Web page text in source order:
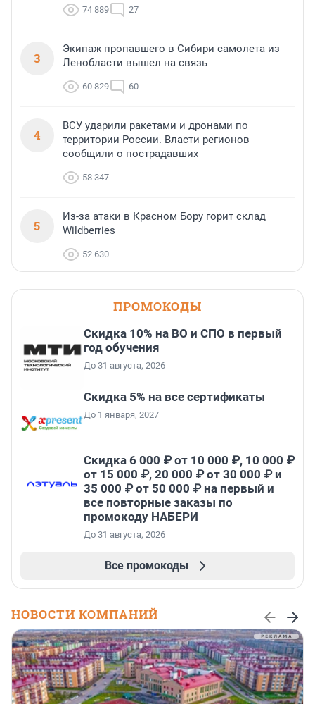
74 889 27
3
Экипаж пропавшего в Сибири самолета из
Ленобласти вышел на связь
60 829 60
4
ВСУ ударили ракетами и дронами по
территории России. Власти регионов
сообщили о пострадавших
58 347
5
Из-за атаки в Красном Бору горит склад
Wildberries
52 630
ПРОМОКОДЫ
Скидка 10% на ВО и СПО в первый
год обучения
До 31 августа, 2026
Скидка 5% на все сертификаты
До 1 января, 2027
Скидка 6 000 ₽ от 10 000 ₽, 10 000 ₽
от 15 000 ₽, 20 000 ₽ от 30 000 ₽ и
35 000 ₽ от 50 000 ₽ на первый и
все повторные заказы по
промокоду НАБЕРИ
До 31 августа, 2026
Все промокоды
НОВОСТИ КОМПАНИЙ